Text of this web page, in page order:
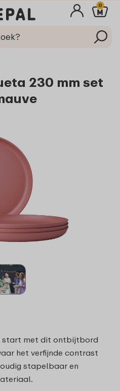
0
230 mm set
start met dit ontbijtbord
het verfijnde contrast
stapelbaar en